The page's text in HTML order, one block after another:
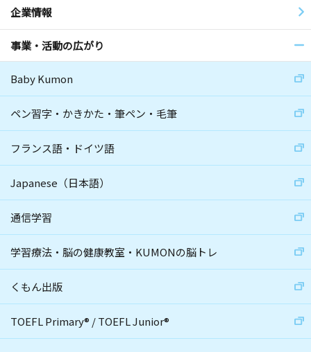
企業情報
事業・活動の広がり
Baby Kumon
ペン習字・かきかた・筆ペン・毛筆
フランス語・ドイツ語
Japanese（日本語）
通信学習
学習療法・脳の健康教室・KUMONの脳トレ
くもん出版
TOEFL Primary® /TOEFL Junior®